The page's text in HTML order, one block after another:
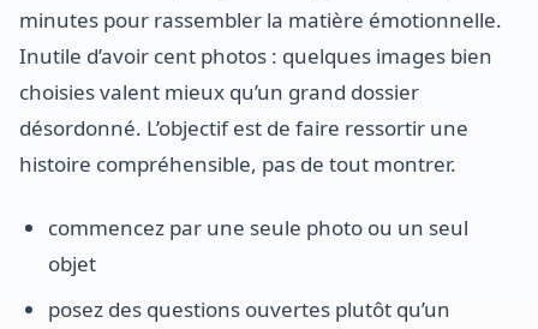
minutes pour rassembler la matière émotionnelle.
Inutile d’avoir cent photos : quelques images bien
choisies valent mieux qu’un grand dossier
désordonné. L’objectif est de faire ressortir une
histoire compréhensible, pas de tout montrer.
commencez par une seule photo ou un seul
objet
posez des questions ouvertes plutôt qu’un